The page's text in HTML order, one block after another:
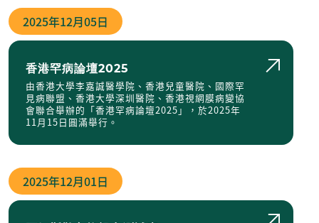
2025年12月05日
香港罕病論壇2025
由香港大學李嘉誠醫學院、香港兒童醫院、國際罕
見病聯盟、香港大學深圳醫院、香港視網膜病變協
會聯合舉辦的「香港罕病論壇2025」，於2025年
11月15日圓滿舉行。
2025年12月01日